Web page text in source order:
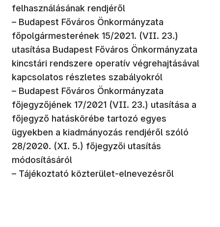
felhasználásának rendjéről
– Budapest Főváros Önkormányzata
főpolgármesterének 15/2021. (VII. 23.)
utasítása Budapest Főváros Önkormányzata
kincstári rendszere operatív végrehajtásával
kapcsolatos részletes szabályokról
– Budapest Főváros Önkormányzata
főjegyzőjének 17/2021 (VII. 23.) utasítása a
főjegyző hatáskörébe tartozó egyes
ügyekben a kiadmányozás rendjéről szóló
28/2020. (XI. 5.) főjegyzői utasítás
módosításáról
– Tájékoztató közterület-elnevezésről